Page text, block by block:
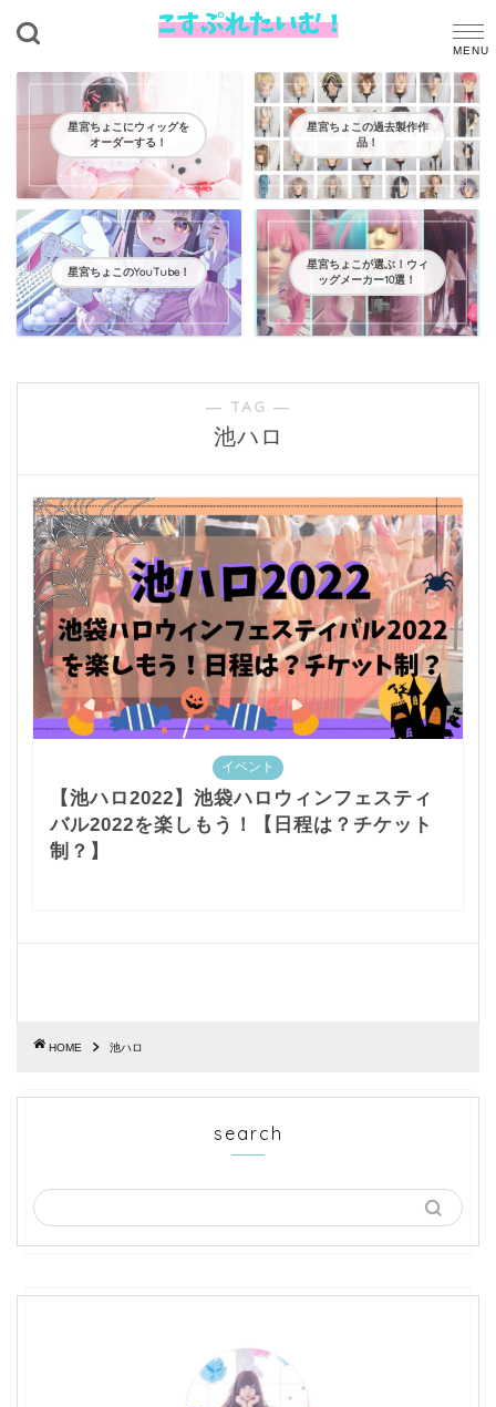
星宮ちょこにウィッグを
オーダーする！
星宮ちょこの過去製作作
品！
星宮ちょこのYouTube！
星宮ちょこが選ぶ！ウィ
ッグメーカー10選！
― TAG ―
池ハロ
イベント
【池ハロ2022】池袋ハロウィンフェスティ
バル2022を楽しもう！【日程は？チケット
制？】
HOME 池ハロ
search